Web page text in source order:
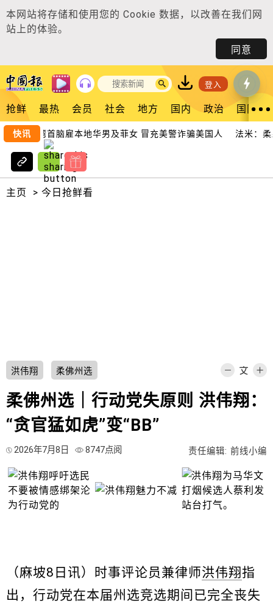
本网站将存储和使用您的 Cookie 数据，以改善在我们网
站上的体验。
同意
登入
抢鲜 最热 会员 社会 地方 国内 政治 国际
快讯
2台湾首脑雇本地华男及菲女 冒充美警诈骗美国人 法米：柔
主页 > 今日抢鲜看
洪伟翔 柔佛州选
柔佛州选｜行动党失原则 洪伟翔：
“贪官猛如虎”变“BB”
2026年7月8日 8747点阅 责任编辑: 前线小编
（麻坡8日讯）时事评论员兼律师洪伟翔指
出，行动党在本届州选竞选期间已完全丧失